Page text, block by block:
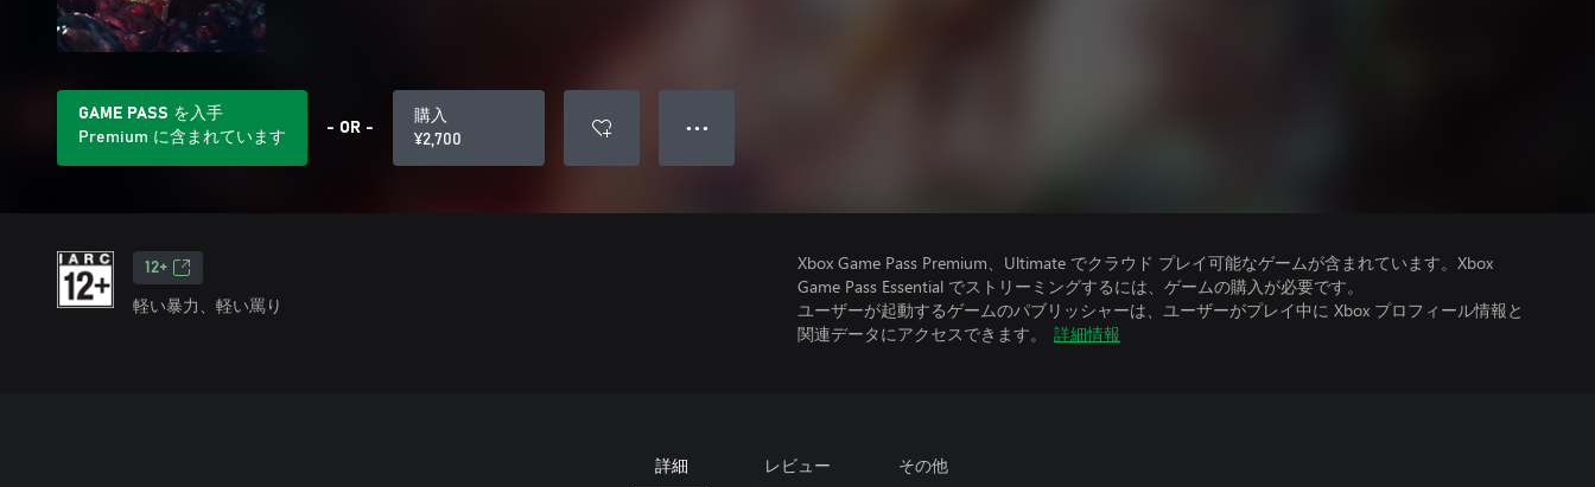
GAME PASS を入手
Premium に含まれています
- OR -
購入
¥2,700
● ● ●
12+
軽い暴力、軽い罵り
Xbox Game Pass Premium、Ultimate でクラウド プレイ可能なゲームが含まれています。Xbox
Game Pass Essential でストリーミングするには、ゲームの購入が必要です。
ユーザーが起動するゲームのパブリッシャーは、ユーザーがプレイ中に Xbox プロフィール情報と
関連データにアクセスできます。
詳細情報
詳細 レビュー その他